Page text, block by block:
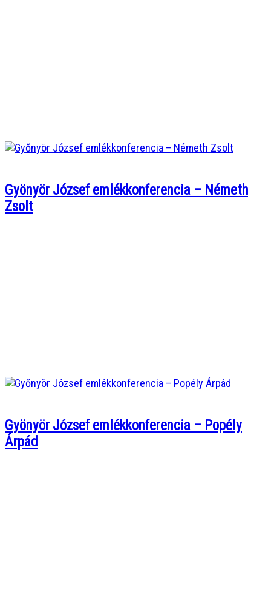
Gyönyör József emlékkonferencia – Németh
Zsolt
Gyönyör József emlékkonferencia – Popély
Árpád